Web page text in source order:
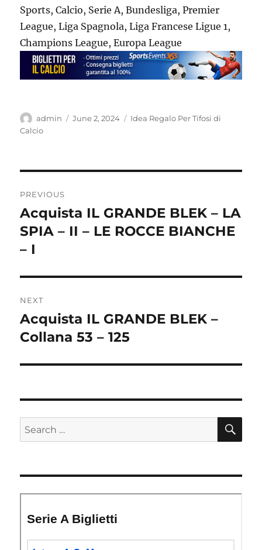
Sports, Calcio, Serie A, Bundesliga, Premier
League, Liga Spagnola, Liga Francese Ligue 1,
Champions League, Europa League
Author
admin
Posted
June 2, 2024 Categories
Idea Regalo Per Tifosi di
Calcio
navigation
PREVIOUS
Previous
post:
Acquista IL GRANDE BLEK – LA
SPIA – II – LE ROCCE BIANCHE
– I
NEXT
Next
post:
Acquista IL GRANDE BLEK –
Collana 53 – 125
Search
for: